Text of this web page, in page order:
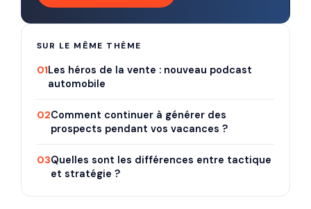
SUR LE MÊME THÈME
01Les héros de la vente : nouveau podcast
automobile
02Comment continuer à générer des
prospects pendant vos vacances ?
03Quelles sont les différences entre tactique
et stratégie ?